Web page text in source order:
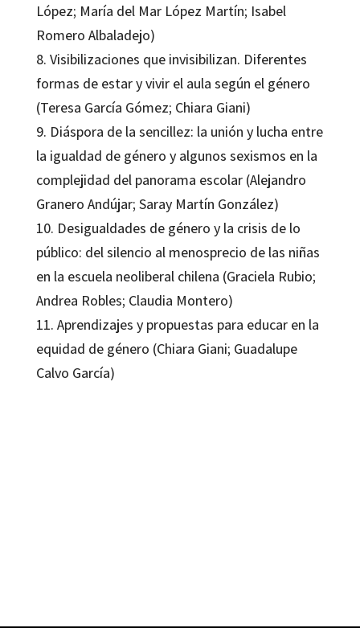
López; María del Mar López Martín; Isabel
Romero Albaladejo)
8. Visibilizaciones que invisibilizan. Diferentes
formas de estar y vivir el aula según el género
(Teresa García Gómez; Chiara Giani)
9. Diáspora de la sencillez: la unión y lucha entre
la igualdad de género y algunos sexismos en la
complejidad del panorama escolar (Alejandro
Granero Andújar; Saray Martín González)
10. Desigualdades de género y la crisis de lo
público: del silencio al menosprecio de las niñas
en la escuela neoliberal chilena (Graciela Rubio;
Andrea Robles; Claudia Montero)
11. Aprendizajes y propuestas para educar en la
equidad de género (Chiara Giani; Guadalupe
Calvo García)